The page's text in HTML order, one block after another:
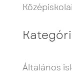
Általános